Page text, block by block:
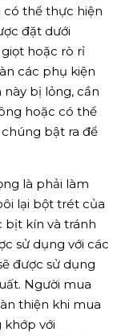
có thể thực hiện
đặt dưới
hoặc rò rỉ
các phụ kiện
bị lỏng, cần
hoặc có thể
bật ra để
là phải làm
lại bột trét của
bịt kín và tránh
sử dụng với các
được sử dụng
Người mua
thiện khi mua
với